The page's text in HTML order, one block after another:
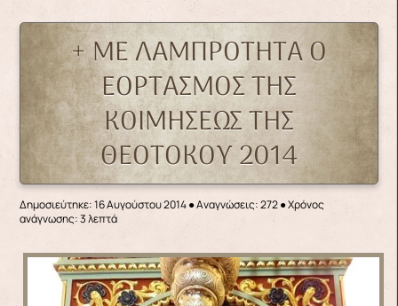
+ ΜΕ ΛΑΜΠΡΟΤΗΤΑ Ο
ΕΟΡΤΑΣΜΟΣ ΤΗΣ
ΚΟΙΜΗΣΕΩΣ ΤΗΣ
ΘΕΟΤΟΚΟΥ 2014
Δημοσιεύτηκε: 16 Αυγούστου 2014●Αναγνώσεις: 272● Χρόνος
ανάγνωσης: 3 λεπτά